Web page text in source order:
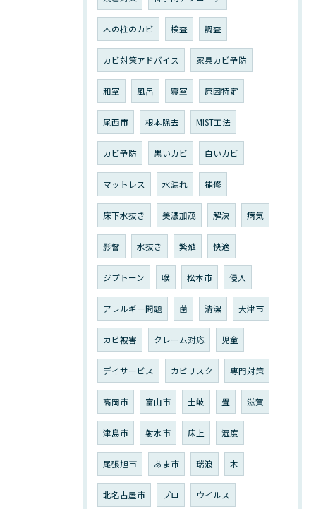
木の柱のカビ 検査 調査
カビ対策アドバイス 家具カビ予防
和室 風呂 寝室 原因特定
尾西市 根本除去 MIST工法
カビ予防 黒いカビ 白いカビ
マットレス 水漏れ 補修
床下水抜き 美濃加茂 解決 病気
影響 水抜き 繁殖 快適
ジプトーン 喉 松本市 侵入
アレルギー問題 菌 清潔 大津市
カビ被害 クレーム対応 児童
デイサービス カビリスク 専門対策
高岡市 富山市 土岐 畳 滋賀
津島市 射水市 床上 湿度
尾張旭市 あま市 瑞浪 木
北名古屋市 プロ ウイルス